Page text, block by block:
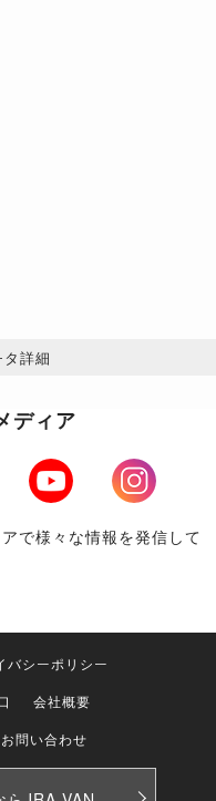
詳細
ディア
Youtube
Instagram
で様々な情報を発信して
バシーポリシー
会社概要
お問い合わせ